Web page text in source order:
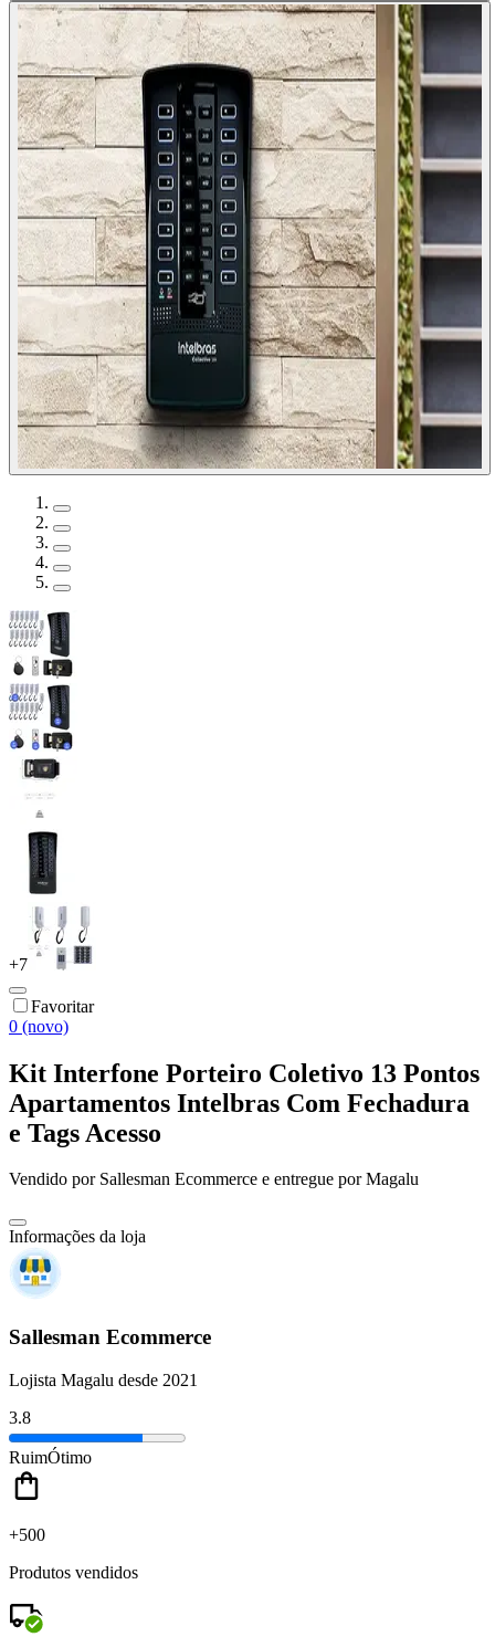
+7
Favoritar
0 (novo)
Kit Interfone Porteiro Coletivo 13 Pontos
Apartamentos Intelbras Com Fechadura
e Tags Acesso
Vendido por Sallesman Ecommerce e entregue por Magalu
Informações da loja
Sallesman Ecommerce
Lojista Magalu desde 2021
3.8
RuimÓtimo
+500
Produtos vendidos